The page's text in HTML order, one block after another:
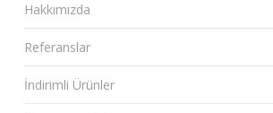
Hakkımızda
Referanslar
İndirimli Ürünler